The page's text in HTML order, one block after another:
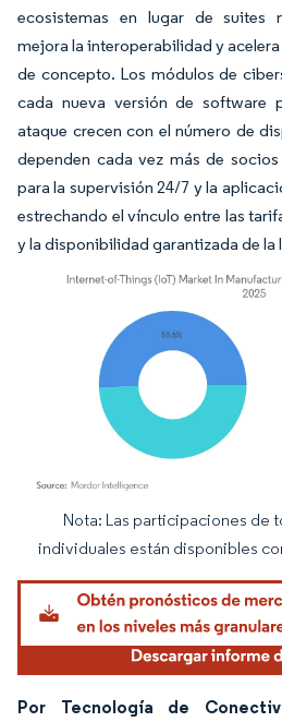
ecosistemas en lugar de suites
mejora la interoperabilidad y
de concepto. Los módulos de
cada nueva versión de software
ataque crecen con el número de
dependen cada vez más de
para la supervisión 24/7 y la
estrechando el vínculo entre las
y la disponibilidad garantizada de la
Imagen © Mordor Intelligence. El uso
Nota: Las participaciones de
individuales están disponibles
Por Tecnología de